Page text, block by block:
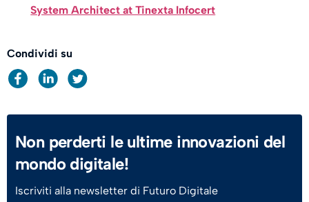
System Architect at Tinexta Infocert
Condividi su
Non perderti le ultime innovazioni del
mondo digitale!
Iscriviti alla newsletter di Futuro Digitale